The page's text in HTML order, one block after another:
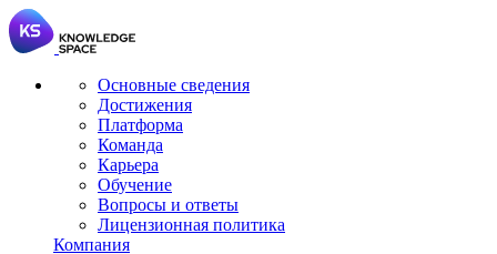
Основные сведения
Достижения
Платформа
Команда
Карьера
Обучение
Вопросы и ответы
Лицензионная политика
Компания